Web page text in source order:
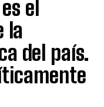
el
la
del país.